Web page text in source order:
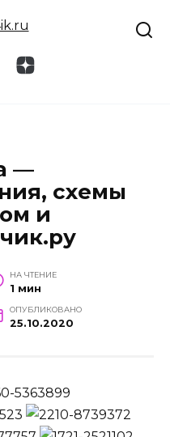
—
схемы
и
НА ЧТЕНИЕ
1 мин
ОПУБЛИКОВАНО
25.10.2020